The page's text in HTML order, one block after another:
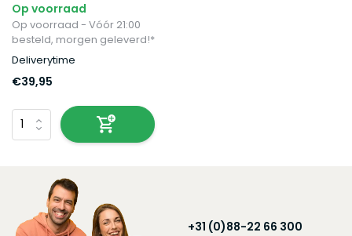
Op voorraad
Op voorraad - Vóór 21:00
besteld, morgen geleverd!*
Deliverytime
€39,95
+31 (0)88-22 66 300